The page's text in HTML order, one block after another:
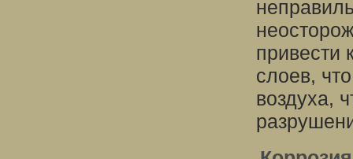
привести
слоев,
воздуха,